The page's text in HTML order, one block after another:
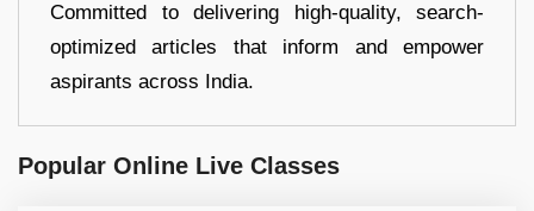
Committed to delivering high-quality, search-
optimized articles that inform and empower
aspirants across India.
Popular Online Live Classes